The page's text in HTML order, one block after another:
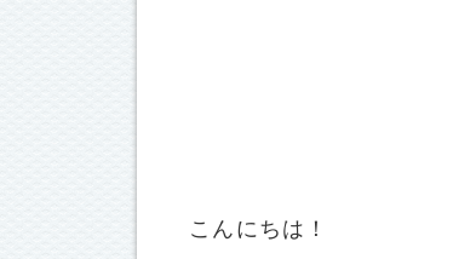
こんにちは！